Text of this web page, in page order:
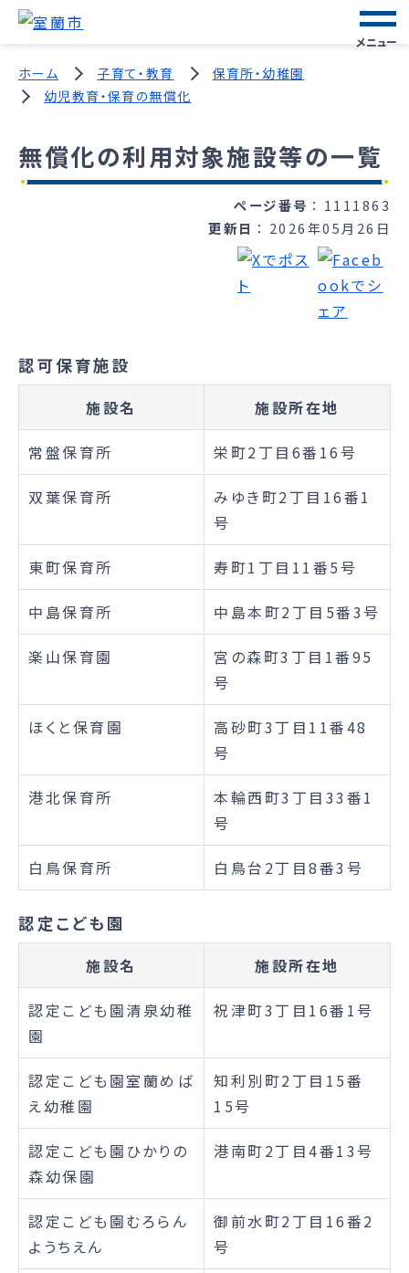
メニュー
ホーム 子育て・教育
保育所・幼稚園
幼児教育・保育の無償化
無償化の利用対象施設等の一覧
ページ番号
1111863
更新日
2026年05月26日
認可保育施設
施設名 施設所在地
常盤保育所 栄町2丁目6番16号
双葉保育所
みゆき町2丁目16番1
号
東町保育所 寿町1丁目11番5号
中島保育所 中島本町2丁目5番3号
楽山保育園
宮の森町3丁目1番95
号
ほくと保育園
高砂町3丁目11番48
号
港北保育所
本輪西町3丁目33番1
号
白鳥保育所 白鳥台2丁目8番3号
認定こども園
施設名 施設所在地
認定こども園清泉幼稚
園
祝津町3丁目16番1号
認定こども園室蘭めば
え幼稚園
知利別町2丁目15番
15号
認定こども園ひかりの
森幼保園
港南町2丁目4番13号
認定こども園むろらん
ようちえん
御前水町2丁目16番2
号